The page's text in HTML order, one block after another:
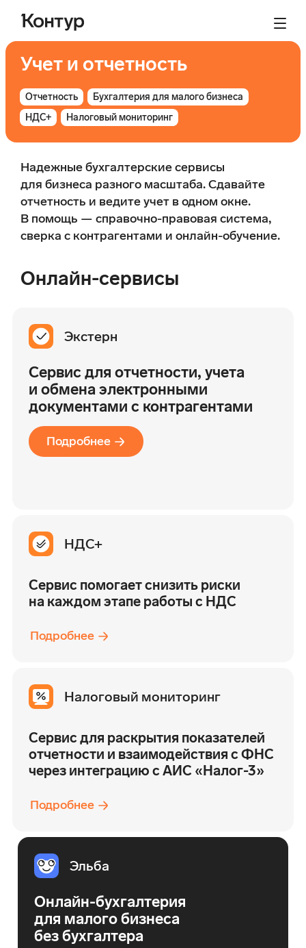
Учет и отчетность
Отчетность
Бухгалтерия для малого бизнеса
НДС+
Налоговый мониторинг
Надежные бухгалтерские сервисы
для бизнеса разного масштаба. Сдавайте
отчетность и ведите учет в одном окне.
В помощь — справочно-правовая система,
сверка с контрагентами и онлайн-обучение.
Онлайн-сервисы
Экстерн
Сервис для отчетности, учета
и обмена электронными
документами с контрагентами
Подробнее
НДС+
Сервис помогает снизить риски
на каждом этапе работы с НДС
Подробнее
Налоговый мониторинг
Сервис для раскрытия показателей
отчетности и взаимодействия с ФНС
через интеграцию с АИС «Налог-3»
Подробнее
Эльба
Онлайн-бухгалтерия
для малого бизнеса
без бухгалтера